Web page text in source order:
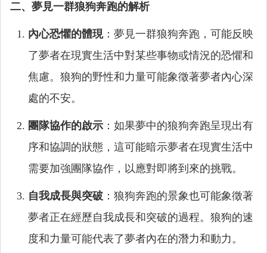
二、夢見一群狼狗奔跑的解析
內心恐懼的體現：夢見一群狼狗奔跑，可能反映
了夢者在現實生活中對某些事物或情況的恐懼和
焦慮。狼狗的野性和力量可能象徵著夢者內心深
處的不安。
團隊協作的啟示 ：如果夢中的狼狗奔跑呈現出有
序和協調的狀態，這可能暗示夢者在現實生活中
需要加強團隊協作，以應對即將到來的挑戰。
自我成長與突破 ：狼狗奔跑的景象也可能象徵著
夢者正在經歷自我成長和突破的過程。狼狗的速
度和力量可能代表了夢者內在的潛力和動力。